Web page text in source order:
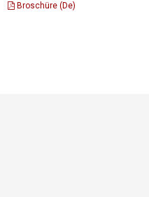
Broschüre (De)